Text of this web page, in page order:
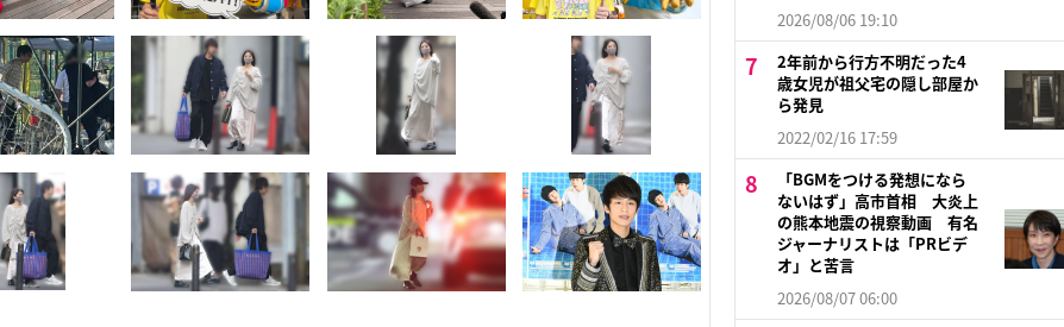
2026/08/06 19:10
2年前から行方不明だった4
歳女児が祖父宅の隠し部屋か
ら発見
2022/02/16 17:59
「BGMをつける発想になら
ないはず」高市首相 大炎上
の熊本地震の視察動画 有名
ジャーナリストは「PRビデ
オ」と苦言
2026/08/07 06:00